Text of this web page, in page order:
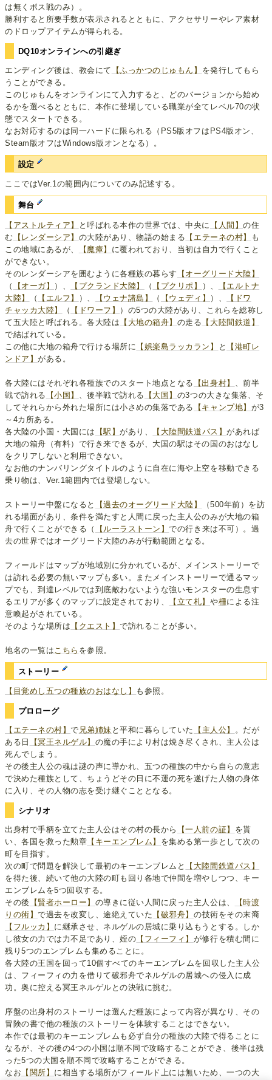
は無くボス戦のみ）。
勝利すると所要手数が表示されるとともに、アクセサリーやレア素材
のドロップアイテムが得られる。
DQ10オンラインへの引継ぎ
エンディング後は、教会にて 【ふっかつのじゅもん】 を発行してもら
うことができる。
このじゅもんをオンラインにて入力すると、どのバージョンから始め
るかを選べるとともに、本作に登場している職業が全てレベル70の状
態でスタートできる。
なお対応するのは同一ハードに限られる（PS5版オフはPS4版オン、
Steam版オフはWindows版オンとなる）。
設定
ここではVer.1の範囲内についてのみ記述する。
舞台
【アストルティア】 と呼ばれる本作の世界では、中央に 【人間】の住
む
【レンダーシア】 の大陸があり、物語の始まる 【エテーネの村】
も
この地域にあるが、
【魔瘴】 に覆われており、当初は自力で行くこと
ができない。
そのレンダーシアを囲むように各種族の暮らす
【オーグリード大陸】
（
【オーガ】 ）、 【プクランド大陸】 （ 【プクリポ】 ）、
【エルトナ
大陸】
（ 【エルフ】 ）、 【ウェナ諸島】 （ 【ウェディ】 ）、
【ドワ
チャッカ大陸】
（ 【ドワーフ】
）の5つの大陸があり、これらを総称し
て五大陸と呼ばれる。各大陸は 【大地の箱舟】 の走る 【大陸間鉄道】
で結ばれている。
この他に大地の箱舟で行ける場所に
【娯楽島ラッカラン】 と
【港町レ
ンドア】がある。
各大陸にはそれぞれ各種族でのスタート地点となる 【出身村】
、前半
戦で訪れる
【小国】 、後半戦で訪れる 【大国】 の3つの大きな集落、そ
してそれらから外れた場所には小さめの集落である
【キャンプ地】 が3
～4カ所ある。
各大陸の小国・大国には
【駅】があり、 【大陸間鉄道パス】があれば
大地の箱舟（有料）で行き来できるが、大国の駅はその国のおはなし
をクリアしないと利用できない。
なお他のナンバリングタイトルのように自在に海や上空を移動できる
乗り物は、Ver.1範囲内では登場しない。
ストーリー中盤になると 【過去のオーグリード大陸】
（500年前）を訪
れる場面があり、条件を満たすと人間に戻った主人公のみが大地の箱
舟で行くことができる（
【ルーラストーン】での行き来は不可）。過
去の世界ではオーグリード大陸のみが行動範囲となる。
フィールドはマップが地域別に分かれているが、メインストーリーで
は訪れる必要の無いマップも多い。またメインストーリーで通るマッ
プでも、到達レベルでは到底敵わないような強いモンスターの生息す
るエリアが多くのマップに設定されており、
【立て札】や柵による注
意喚起がされている。
そのような場所は 【クエスト】で訪れることが多い。
地名の一覧は こちら を参照。
ストーリー
【目覚めし五つの種族のおはなし】 も参照。
プロローグ
【エテーネの村】で 兄弟姉妹 と平和に暮らしていた 【主人公】 。だが
ある日
【冥王ネルゲル】 の魔の手により村は焼き尽くされ、主人公は
死んでしまう。
その後主人公の魂は謎の声に導かれ、五つの種族の中から自らの意志
で決めた種族として、ちょうどその日に不運の死を遂げた人物の身体
に入り、その人物の志を受け継ぐこととなる。
シナリオ
出身村で手柄を立てた主人公はその村の長から 【一人前の証】 を貰
い、各国を救った勲章 【キーエンブレム】 を集める第一歩として次の
町を目指す。
次の町で問題を解決して最初のキーエンブレムと
【大陸間鉄道パス】
を得た後、続いて他の大陸の町も回り各地で仲間を増やしつつ、キー
エンブレムを5つ回収する。
その後
【賢者ホーロー】 の導きに従い人間に戻った主人公は、
【時渡
りの術】で過去を改変し、途絶えていた 【破邪舟】 の技術をその末裔
【フルッカ】 に継承させ、ネルゲルの居城に乗り込もうとする。しか
し彼女の力では力不足であり、姪の 【フィーフィ】 が修行を積む間に
残り5つのエンブレムも集めることに。
各大陸の王国を回って10個すべてのキーエンブレムを回収した主人公
は、フィーフィの力を借りて破邪舟でネルゲルの居城への侵入に成
功。奥に控える冥王ネルゲルとの決戦に挑む。
序盤の出身村のストーリーは選んだ種族によって内容が異なり、その
冒険の書で他の種族のストーリーを体験することはできない。
本作では最初のキーエンブレムも必ず自分の種族の大陸で得ることに
なるが、その後の4つの小国は順不同で攻略することができ、後半は残
った5つの大国を順不同で攻略することができる。
なお 【関所】 に相当する場所がフィールド上には無いため、一つの大